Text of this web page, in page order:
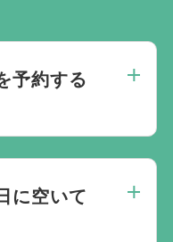
予約する
お手続きが必要で
すびすにご連絡
に空いて